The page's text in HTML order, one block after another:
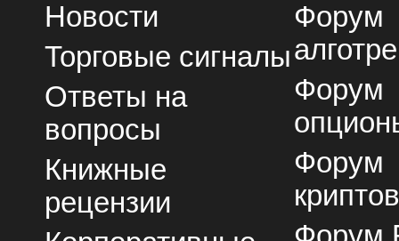
Новости
Торговые сигналы
Ответы на
вопросы
Книжные
рецензии
Форум
Форум
Форум